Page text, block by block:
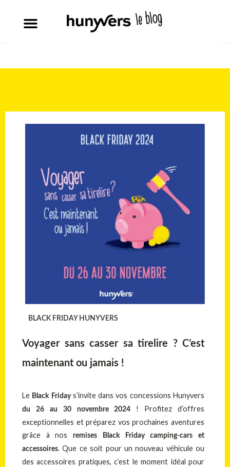
BLACK FRIDAY HUNYVERS
Voyager sans casser sa tirelire ? C’est
maintenant ou jamais !
Le Black Fridays’invite dans vos concessions Hunyvers
du 26 au 30 novembre 2024 ! Profitez d’offres
exceptionnelles et préparez vos prochaines aventures
grâce à nosremises Black Friday camping-cars et
accessoires. Que ce soit pour un nouveau véhicule ou
des accessoires pratiques, c’est le moment idéal pour